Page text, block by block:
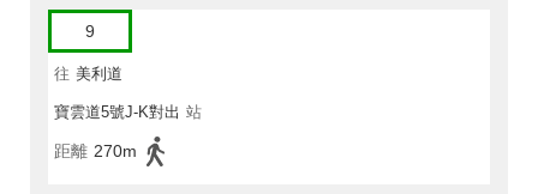
9
往 美利道
寶雲道5號J-K對出 站
距離 270m